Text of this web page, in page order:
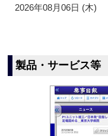
2026年08月06日 (木)
製品・サービス等